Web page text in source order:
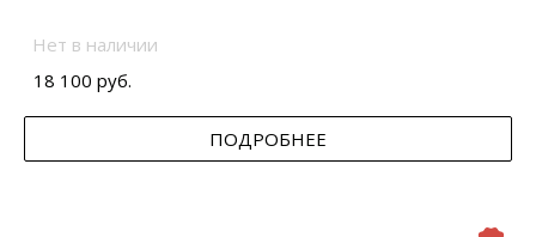
Нет в наличии
18 100 руб.
ПОДРОБНЕЕ